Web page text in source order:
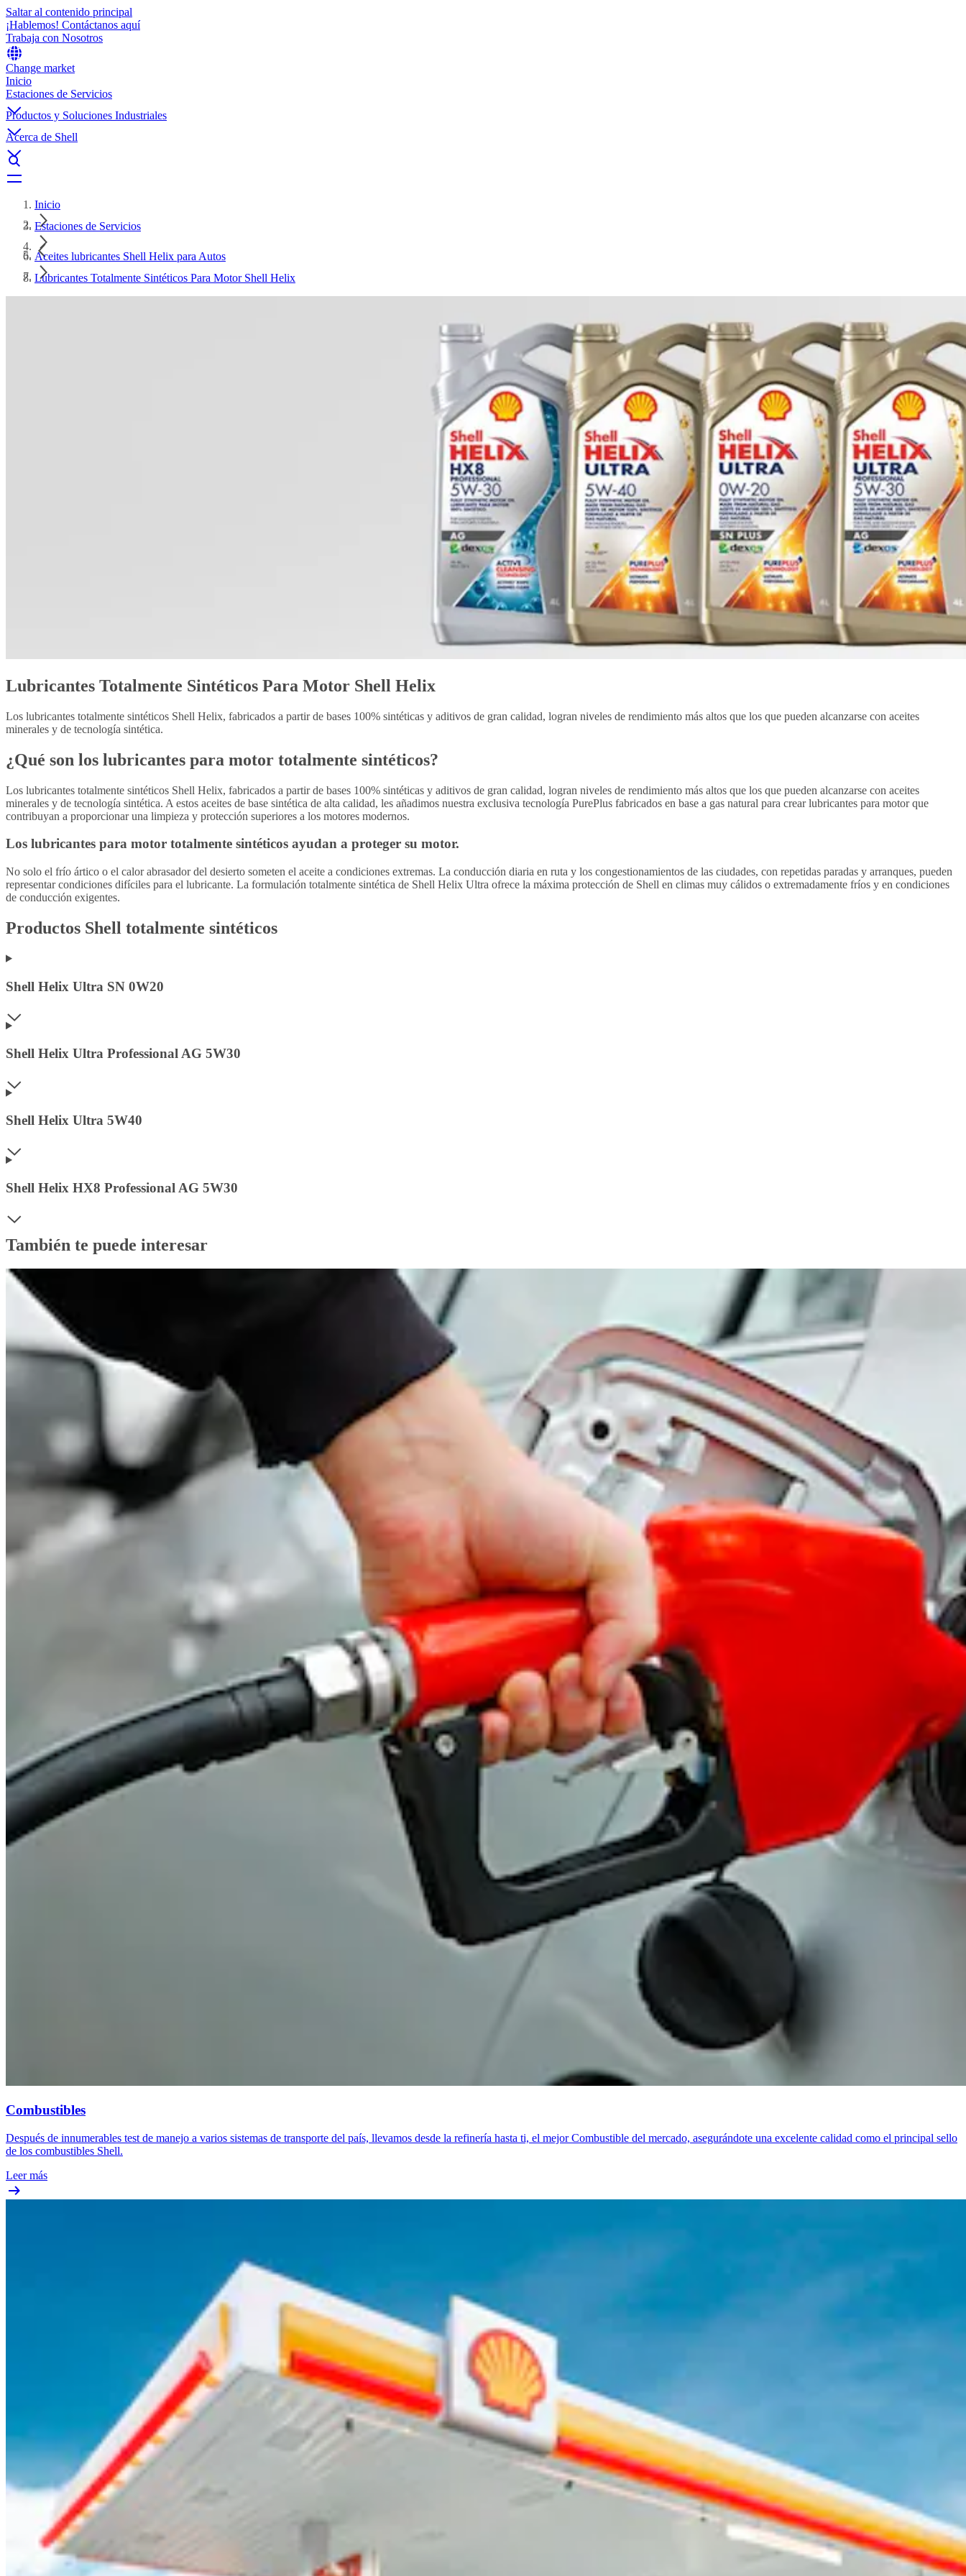
Saltar al contenido principal
¡Hablemos! Contáctanos aquí
Trabaja con Nosotros
Change market
Inicio
Estaciones de Servicios
Productos y Soluciones Industriales
Acerca de Shell
Inicio
Estaciones de Servicios
Aceites lubricantes Shell Helix para Autos
Lubricantes Totalmente Sintéticos Para Motor Shell Helix
Lubricantes Totalmente Sintéticos Para Motor Shell Helix
Los lubricantes totalmente sintéticos Shell Helix, fabricados a partir de bases 100% sintéticas y aditivos de gran calidad, logran niveles de rendimiento más altos que los que pueden alcanzarse con aceites
minerales y de tecnología sintética.
¿Qué son los lubricantes para motor totalmente sintéticos?
Los lubricantes totalmente sintéticos Shell Helix, fabricados a partir de bases 100% sintéticas y aditivos de gran calidad, logran niveles de rendimiento más altos que los que pueden alcanzarse con aceites
minerales y de tecnología sintética. A estos aceites de base sintética de alta calidad, les añadimos nuestra exclusiva tecnología PurePlus fabricados en base a gas natural para crear lubricantes para motor que
contribuyan a proporcionar una limpieza y protección superiores a los motores modernos.
Los lubricantes para motor totalmente sintéticos ayudan a proteger su motor.
No solo el frío ártico o el calor abrasador del desierto someten el aceite a condiciones extremas. La conducción diaria en ruta y los congestionamientos de las ciudades, con repetidas paradas y arranques, pueden
representar condiciones difíciles para el lubricante. La formulación totalmente sintética de Shell Helix Ultra ofrece la máxima protección de Shell en climas muy cálidos o extremadamente fríos y en condiciones
de conducción exigentes.
Productos Shell totalmente sintéticos
Shell Helix Ultra SN 0W20
Shell Helix Ultra Professional AG 5W30
Shell Helix Ultra 5W40
Shell Helix HX8 Professional AG 5W30
También te puede interesar
Combustibles
Después de innumerables test de manejo a varios sistemas de transporte del país, llevamos desde la refinería hasta ti, el mejor Combustible del mercado, asegurándote una excelente calidad como el principal sello
de los combustibles Shell.
Leer más